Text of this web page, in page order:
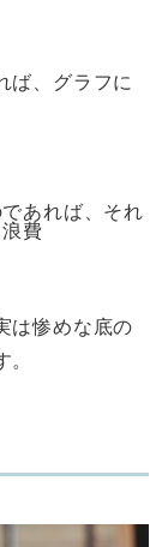
ば、グラフに
あれば、それ
費
は惨めな底の